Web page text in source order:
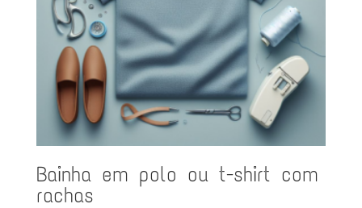
Bainha em polo ou t-shirt com
rachas